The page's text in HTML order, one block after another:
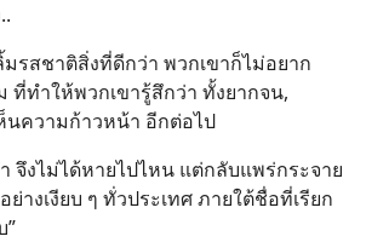
มรสชาติสิ่งที่ดีกว่า พวกเขาก็ไม่อยาก
ที่ทำให้พวกเขารู้สึกว่า ทั้งยากจน,
นความก้าวหน้า อีกต่อไป
จึงไม่ได้หายไปไหน แต่กลับแพร่กระจาย
ย่างเงียบ ๆ ทั่วประเทศ ภายใต้ชื่อที่เรียก
”